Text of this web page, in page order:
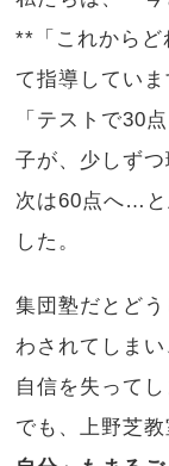
**「これからど
て指導していま
「テストで30
子が、少しず
次は60点へ…と
した。
集団塾だとど
わされてしま
自信を失って
でも、上野芝